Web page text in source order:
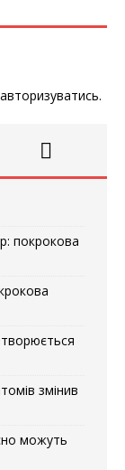
авторизуватись.
покрокова
змінив
можуть